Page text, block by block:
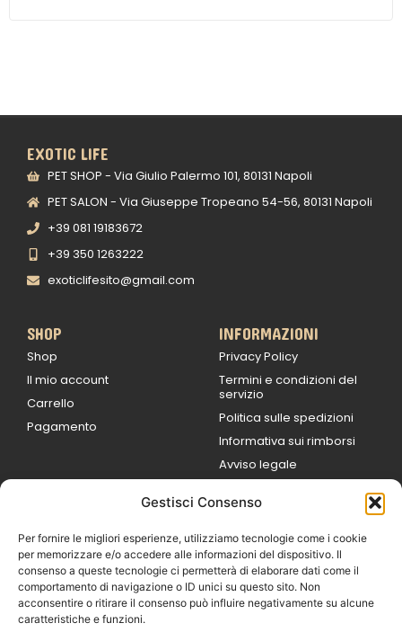
Gestisci Consenso
Per fornire le migliori esperienze, utilizziamo tecnologie come i cookie
per memorizzare e/o accedere alle informazioni del dispositivo. Il
consenso a queste tecnologie ci permetterà di elaborare dati come il
comportamento di navigazione o ID unici su questo sito. Non
acconsentire o ritirare il consenso può influire negativamente su alcune
caratteristiche e funzioni.
EXOTIC LIFE
PET SHOP - Via Giulio Palermo 101, 80131 Napoli
PET SALON - Via Giuseppe Tropeano 54-56, 80131 Napoli
+39 081 19183672
+39 350 1263222
exoticlifesito@gmail.com
SHOP
Shop
Il mio account
Carrello
Pagamento
INFORMAZIONI
Privacy Policy
Termini e condizioni del
servizio
Politica sulle spedizioni
Informativa sui rimborsi
Avviso legale
9:00
Sabato 09:00 /
14:00
16:30 /
Domenica